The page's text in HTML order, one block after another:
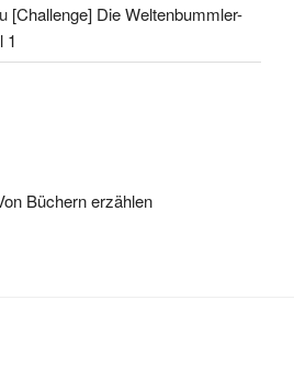
[Challenge] Die Weltenbummler-
1